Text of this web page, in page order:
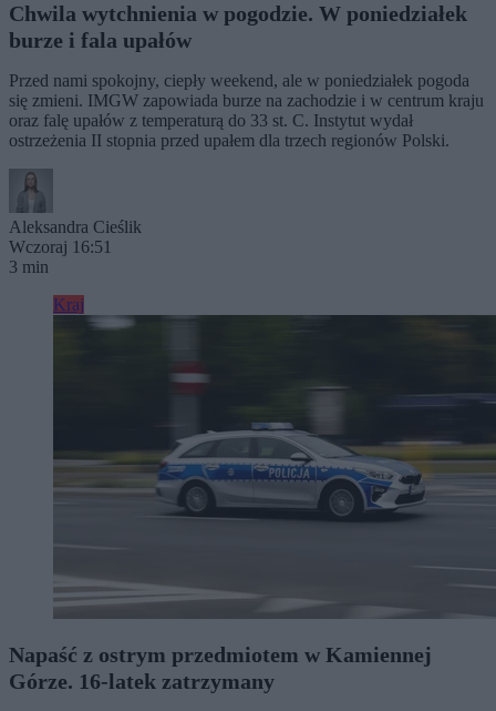
Chwila wytchnienia w pogodzie. W poniedziałek
burze i fala upałów
Przed nami spokojny, ciepły weekend, ale w poniedziałek pogoda
się zmieni. IMGW zapowiada burze na zachodzie i w centrum kraju
oraz falę upałów z temperaturą do 33 st. C. Instytut wydał
ostrzeżenia II stopnia przed upałem dla trzech regionów Polski.
Aleksandra Cieślik
Wczoraj 16:51
3 min
Kraj
Napaść z ostrym przedmiotem w Kamiennej
Górze. 16-latek zatrzymany